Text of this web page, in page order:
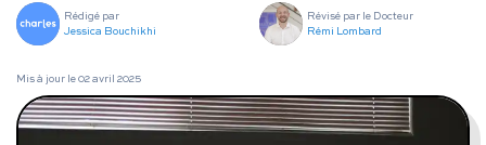
Fertilité masculine
Chute de cheveux
Rédigé par
Jessica Bouchikhi
Révisé par le Docteur
Rémi Lombard
Mis à jour le02 avril 2025